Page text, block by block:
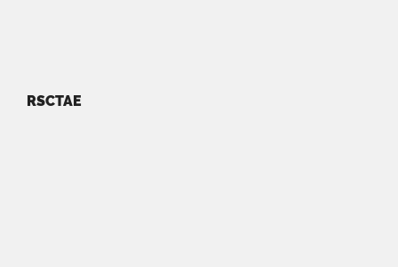
RSCTAE